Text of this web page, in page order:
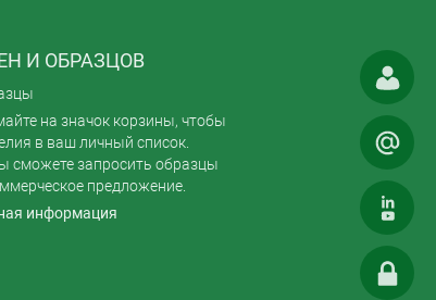
И ОБРАЗЦОВ
на значок корзины, чтобы
в ваш личный список.
сможете запросить образцы
предложение.
информация